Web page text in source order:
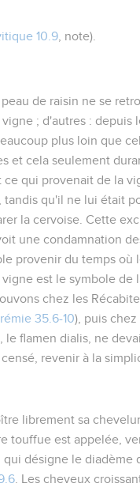
10.9 , note).
peau de raisin ne se
vigne ; d'autres : depuis
plus loin que
et cela seulement
qui provenait de la
tandis qu'il ne lui était
la cervoise. Cette
une condamnation
provenir du temps où
est le symbole de
chez les
35.6-10), puis
le flamen dialis , ne
revenir à la
librement sa
touffue est appelée,
désigne le diadème
. Les cheveux